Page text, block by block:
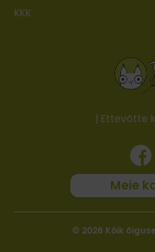
KKK
| Ettevõtte
Meie
© 2026 Kõik